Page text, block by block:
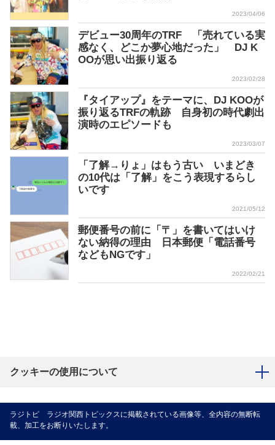
2023/04/06
デビュー30周年のTRF 「売れている実
感なく、どこか夢心地だった」 DJ K
OOが思い出振り返る
2023/02/28
『タイアップ』をテーマに、DJ KOOが
振り返るTRFの軌跡 自身初の時代劇出
演時のエピソードも
2023/03/07
「了解→りょ」はもう古い いまどき
の10代は「了解」をこう表現するらし
いです
2021/05/12
郵便番号の前に「〒」を書いてはいけ
ない納得の理由 日本郵便「電話番号
などもNGです」
2022/02/21
クッキーの使用について
ラジトピ ラジオ関西トピックスに掲載されている画像等、全内容の無断転
載、加工をお断りいたします。